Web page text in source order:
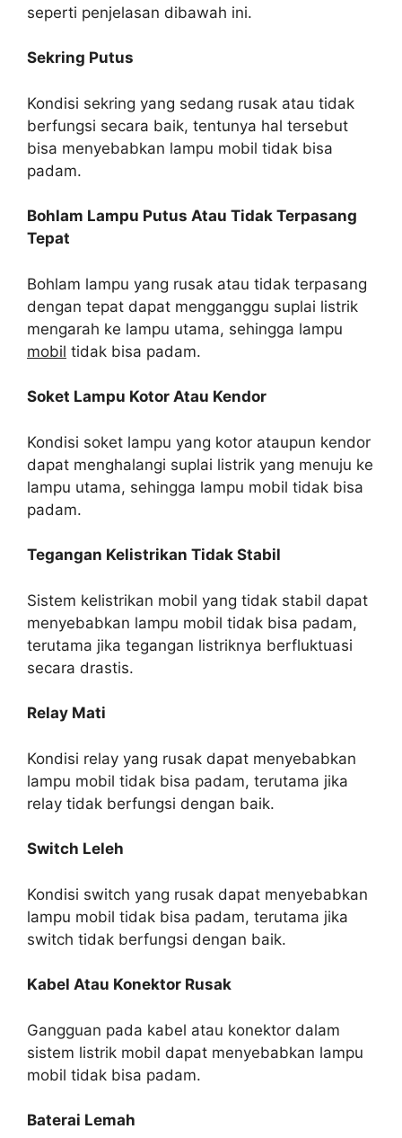
seperti penjelasan dibawah ini.
Sekring Putus
Kondisi sekring yang sedang rusak atau tidak
berfungsi secara baik, tentunya hal tersebut
bisa menyebabkan lampu mobil tidak bisa
padam.
Bohlam Lampu Putus Atau Tidak Terpasang
Tepat
Bohlam lampu yang rusak atau tidak terpasang
dengan tepat dapat mengganggu suplai listrik
mengarah ke lampu utama, sehingga lampu
mobil tidak bisa padam.
Soket Lampu Kotor Atau Kendor
Kondisi soket lampu yang kotor ataupun kendor
dapat menghalangi suplai listrik yang menuju ke
lampu utama, sehingga lampu mobil tidak bisa
padam.
Tegangan Kelistrikan Tidak Stabil
Sistem kelistrikan mobil yang tidak stabil dapat
menyebabkan lampu mobil tidak bisa padam,
terutama jika tegangan listriknya berfluktuasi
secara drastis.
Relay Mati
Kondisi relay yang rusak dapat menyebabkan
lampu mobil tidak bisa padam, terutama jika
relay tidak berfungsi dengan baik.
Switch Leleh
Kondisi switch yang rusak dapat menyebabkan
lampu mobil tidak bisa padam, terutama jika
switch tidak berfungsi dengan baik.
Kabel Atau Konektor Rusak
Gangguan pada kabel atau konektor dalam
sistem listrik mobil dapat menyebabkan lampu
mobil tidak bisa padam.
Baterai Lemah